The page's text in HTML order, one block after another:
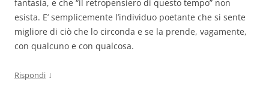
fantasia, e che “il retropensiero di questo tempo” non
esista. E’ semplicemente l’individuo poetante che si sente
migliore di ciò che lo circonda e se la prende, vagamente,
con qualcuno e con qualcosa.
Rispondi ↓